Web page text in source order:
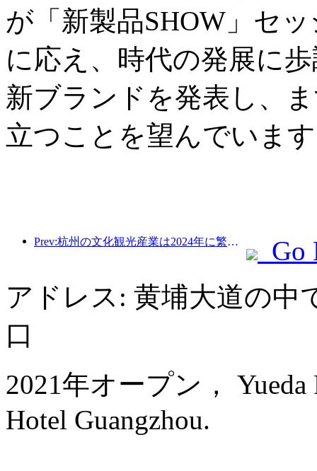
が「新製品SHOW」セ
に応え、時代の発展に
新ブランドを発表し、
立つことを望んでいま
Prev:杭州の文化観光産業は2024年に繁栄する：文化付加価値は3400億を超え、訪日観光客は2倍になる
Go
アドレス: 黄埔大道の中
口
2021年オープン，
Hotel Guangzhou.